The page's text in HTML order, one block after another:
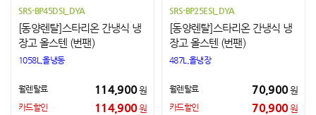
SRS-BP45DSI_DYA
[동양렌탈]스타리온 간냉식 냉
장고 올스텐 (번팬)
1058L,올냉동
월렌탈료 114,900원
카드할인 114,900원
SRS-BP25ESI_DYA
[동양렌탈]스타리온 간냉식 냉
장고 올스텐 (번팬)
487L,올냉장
월렌탈료 70,900원
카드할인 70,900원